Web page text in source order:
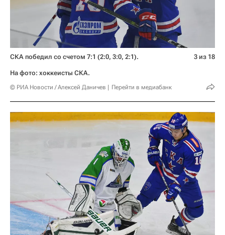
СКА победил со счетом 7:1 (2:0, 3:0, 2:1).
На фото: хоккеисты СКА.
© РИА Новости / Алексей Даничев Перейти в медиабанк
3 из 18